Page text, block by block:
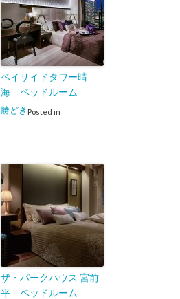
ベイサイドタワー晴
海 ベッドルーム
Posted in
勝どき
ザ・パークハウス 宮前
平 ベッドルーム